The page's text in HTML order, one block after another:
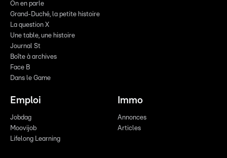
On en parle
Grand-Duché, la petite histoire
La question X
Une table, une histoire
Journal St
Boîte à archives
Face B
Dans le Game
Emploi
Jobdag
Moovijob
Lifelong Learning
Immo
Annonces
Articles